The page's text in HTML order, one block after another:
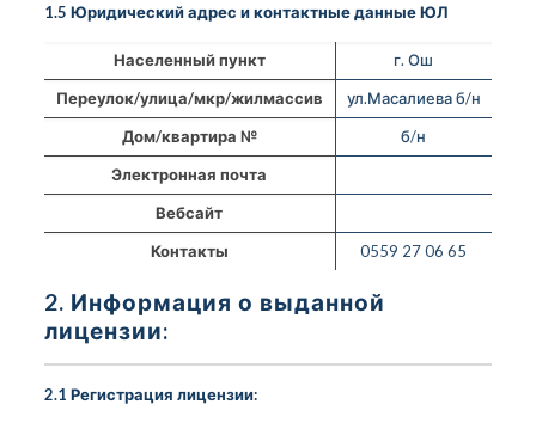
1.5 Юридический адрес и контактные данные ЮЛ
Населенный пункт
г. Ош
Переулок/улица/мкр/жилмассив
ул.Масалиева б/н
Дом/квартира №
б/н
Электронная почта
Вебсайт
Контакты
0559 27 06 65
2. Информация о выданной
лицензии:
2.1 Регистрация лицензии: